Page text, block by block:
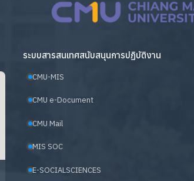
ระบบสารสนเทศสนับสนุนการปฏิบัติงาน
CMU-MIS
CMU e-Document
CMU Mail
MIS SOC
E-SOCIALSCIENCES